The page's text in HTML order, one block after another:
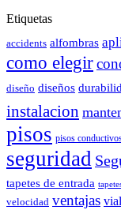
Etiquetas
accidents alfombras
como elegir
diseño diseños
instalacion
pisos pisos
seguridad
tapetes de entrada
velocidad ventajas